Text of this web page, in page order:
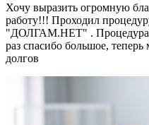
Хочу выразить огромную
работу!!! Проходил
"ДОЛГАМ.НЕТ" . Процедура
раз спасибо большое,
долгов